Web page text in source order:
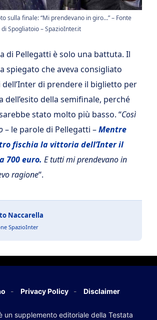
sulla finale: “Mi prendevano in giro…” – Fonte
Spogliatoio – SpazioInter.it
di Pellegatti è solo una battuta. Il
spiegato che aveva consigliato
di prendere il biglietto per
dell’esito della semifinale, perché
stato molto più basso. “Così
– le parole di Pellegatti –Mentre
fischia la vittoria dell’Inter il
700 euro. E tutti mi prendevano in
ragione“.
Naccarella
SpazioInter
Privacy Policy Disclaimer
un supplemento editoriale della Testata